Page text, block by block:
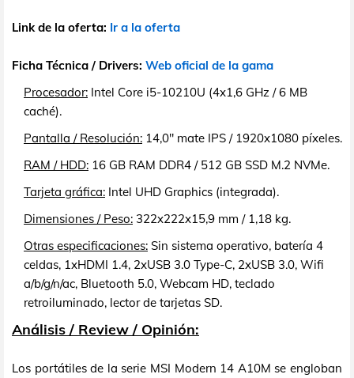
Link de la oferta: Ir a la oferta
Ficha Técnica / Drivers: Web oficial de la gama
Procesador: Intel Core i5-10210U (4x1,6 GHz / 6 MB
caché).
Pantalla / Resolución: 14,0" mate IPS / 1920x1080 píxeles.
RAM / HDD: 16 GB RAM DDR4 / 512 GB SSD M.2 NVMe.
Tarjeta gráfica: Intel UHD Graphics (integrada).
Dimensiones / Peso: 322x222x15,9 mm / 1,18 kg.
Otras especificaciones: Sin sistema operativo, batería 4
celdas, 1xHDMI 1.4, 2xUSB 3.0 Type-C, 2xUSB 3.0, Wifi
a/b/g/n/ac, Bluetooth 5.0, Webcam HD, teclado
retroiluminado, lector de tarjetas SD.
Análisis / Review / Opinión:
Los portátiles de la serie MSI Modern 14 A10M se engloban